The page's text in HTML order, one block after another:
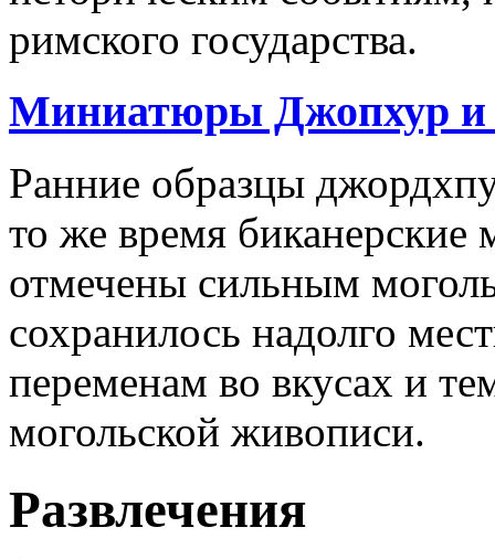
римского государства.
Миниатюры Джопхур и
Ранние образцы
то же время
отмечены сильным
сохранилось надолго
переменам во вкусах и
могольской живописи.
Развлечения